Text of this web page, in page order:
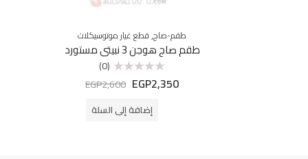
طقم-صاج,قطع غيار موتوسيكلات
طقم صاج هوجن 3 نبيتى مستورد
التقييم
(0)
EGP2,350
EGP2,600
إضافة إلى السلة